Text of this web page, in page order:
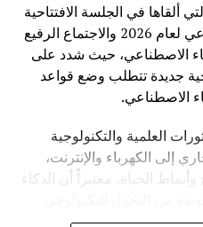
ألقاها في الجلسة الافتتاحية
للمؤتمر العالمي للذكاء الاصطناعي لعام 2026 والاجتماع الرفيع
الاصطناعي، حيث شدد على
جديدة تتطلب وضع قواعد
الاصطناعي.
العلمية والتكنولوجية
إلى الكهرباء والإنترنت،
الحياة، معتبراً أن الذكاء
الوقت نفسه تحديات مرتبطة